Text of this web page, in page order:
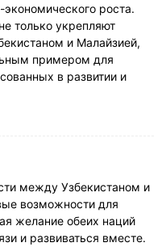
роста.
только укрепляют
и Малайзией,
примером для
в развитии и
между Узбекистаном и
возможности для
желание обеих наций
и развиваться вместе.